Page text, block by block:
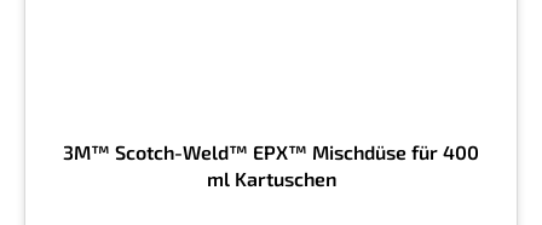
3M™ Scotch-Weld™ EPX™ Mischdüse für 400
ml Kartuschen